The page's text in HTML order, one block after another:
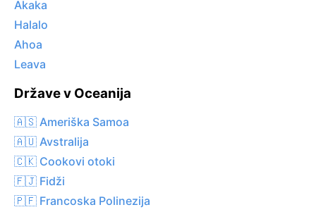
Akaka
Halalo
Ahoa
Leava
Države v Oceanija
🇦🇸 Ameriška Samoa
🇦🇺 Avstralija
🇨🇰 Cookovi otoki
🇫🇯 Fidži
🇵🇫 Francoska Polinezija